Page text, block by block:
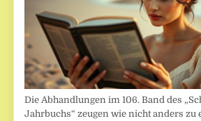
Die Abhandlungen im 106. Band des
Jahrbuchs“ zeugen wie nicht anders